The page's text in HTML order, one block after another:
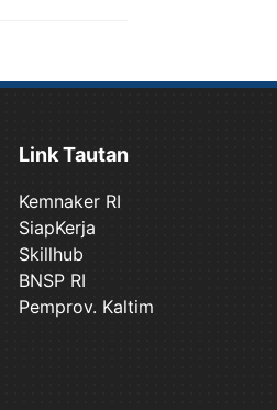
Link Tautan
Kemnaker RI
SiapKerja
Skillhub
BNSP RI
Pemprov. Kaltim